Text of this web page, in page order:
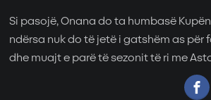
Si pasojë, Onana do ta humbasë
ndërsa nuk do të jetë i gatshëm as për
dhe muajt e parë të sezonit të ri me